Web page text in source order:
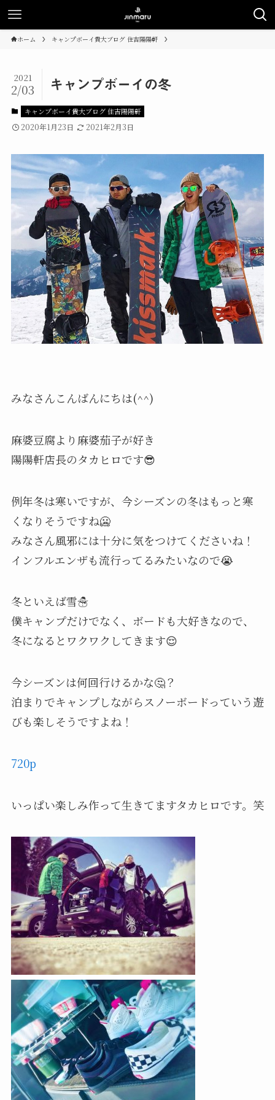
ホーム キャンプボーイ貴大ブログ 住吉陽陽軒
キャンプボーイの冬
2021
2/03
キャンプボーイ貴大ブログ 住吉陽陽軒
2020年1月23日 2021年2月3日
みなさんこんばんにちは(^^)
麻婆豆腐より麻婆茄子が好き
陽陽軒店長のタカヒロです😎
例年冬は寒いですが、今シーズンの冬はもっと寒
くなりそうですね🥶
みなさん風邪には十分に気をつけてくださいね！
インフルエンザも流行ってるみたいなので😭
冬といえば雪☃️
僕キャンプだけでなく、ボードも大好きなので、
冬になるとワクワクしてきます😌
今シーズンは何回行けるかな🤔？
泊まりでキャンプしながらスノーボードっていう遊
びも楽しそうですよね！
720p
いっぱい楽しみ作って生きてますタカヒロです。笑